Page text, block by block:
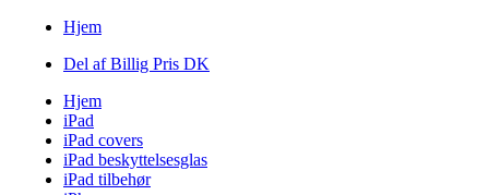
Hjem
Del af Billig Pris DK
Hjem
iPad
iPad covers
iPad beskyttelsesglas
iPad tilbehør